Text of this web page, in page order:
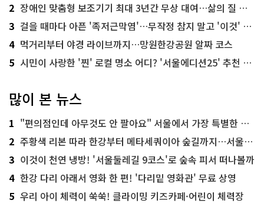
2 장애인 맞춤형 보조기기 최대 3년간 무상 대여…삶의 질 높인다
3 걸을 때마다 아픈 '족저근막염'…무작정 참지 말고 '이것' 해보세요!
4 먹거리부터 야경 라이브까지…망원한강공원 알짜 코스
5 시민이 사랑한 '찐' 로컬 명소 어디? '서울에디션25' 추천 코스
많이 본 뉴스
1 "편의점인데 아무것도 안 팔아요" 서울에서 가장 특별한 편의점의 정체
2 주황색 리본 따라 한강부터 메타세쿼이아 숲길까지…서울둘레길 15코스
3 이것이 천연 냉방! '서울둘레길 9코스'로 숲속 피서 떠나볼까
4 한강 다리 아래서 영화 한 편! '다리밑 영화관' 무료 상영
5 우리 아이 체력이 쑥쑥! 클라이밍 키즈카페·어린이 체력장